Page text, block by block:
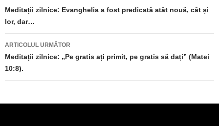
în
articole
Meditații zilnice: Evanghelia a fost predicată atât nouă, cât și
lor, dar…
ARTICOLUL URMĂTOR
Meditații zilnice: „Pe gratis ați primit, pe gratis să dați” (Matei
10:8).